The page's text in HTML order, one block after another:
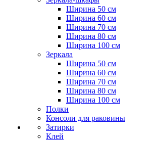
Ширина 50 см
Ширина 60 см
Ширина 70 см
Ширина 80 см
Ширина 100 см
Зеркала
Ширина 50 см
Ширина 60 см
Ширина 70 см
Ширина 80 см
Ширина 100 см
Полки
Консоли для раковины
Затирки
Клей